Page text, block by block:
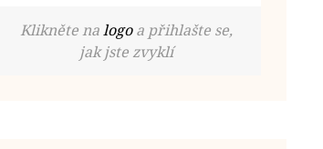
Klikněte nalogoa přihlašte se,
jak jste zvyklí